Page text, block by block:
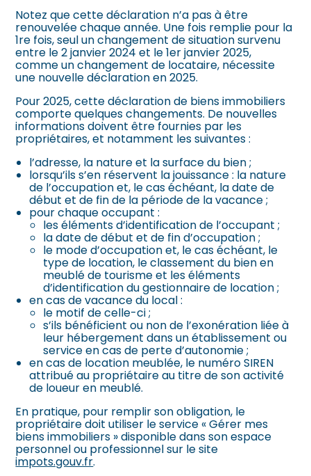
Notez que cette déclaration n’a pas à être
renouvelée chaque année. Une fois remplie pour la
1re fois, seul un changement de situation survenu
entre le 2 janvier 2024 et le 1er janvier 2025,
comme un changement de locataire, nécessite
une nouvelle déclaration en 2025.
Pour 2025, cette déclaration de biens immobiliers
comporte quelques changements. De nouvelles
informations doivent être fournies par les
propriétaires, et notamment les suivantes :
l’adresse, la nature et la surface du bien ;
lorsqu’ils s’en réservent la jouissance : la nature
de l’occupation et, le cas échéant, la date de
début et de fin de la période de la vacance ;
pour chaque occupant :
les éléments d’identification de l’occupant ;
la date de début et de fin d’occupation ;
le mode d’occupation et, le cas échéant, le
type de location, le classement du bien en
meublé de tourisme et les éléments
d’identification du gestionnaire de location ;
en cas de vacance du local :
le motif de celle-ci ;
s’ils bénéficient ou non de l’exonération liée à
leur hébergement dans un établissement ou
service en cas de perte d’autonomie ;
en cas de location meublée, le numéro SIREN
attribué au propriétaire au titre de son activité
de loueur en meublé.
En pratique, pour remplir son obligation, le
propriétaire doit utiliser le service « Gérer mes
biens immobiliers » disponible dans son espace
personnel ou professionnel sur le site
impots.gouv.fr.